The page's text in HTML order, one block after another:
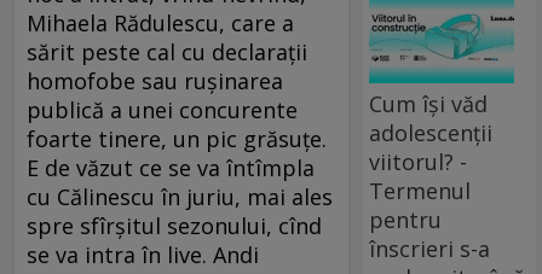
Mihaela Rădulescu, care a
sărit peste cal cu declarații
homofobe sau rușinarea
publică a unei concurente
foarte tinere, un pic grăsuțe.
E de văzut ce se va întîmpla
cu Călinescu în juriu, mai ales
spre sfîrșitul sezonului, cînd
se va intra în live. Andi
Cum își văd
adolescenții
viitorul? -
Termenul
pentru
înscrieri s-a